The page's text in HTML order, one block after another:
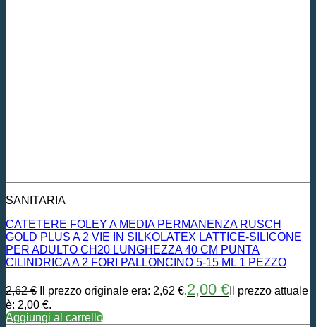
SANITARIA
CATETERE FOLEY A MEDIA PERMANENZA RUSCH
GOLD PLUS A 2 VIE IN SILKOLATEX LATTICE-SILICONE
PER ADULTO CH20 LUNGHEZZA 40 CM PUNTA
CILINDRICA A 2 FORI PALLONCINO 5-15 ML 1 PEZZO
2,62€ Il prezzo originale era: 2,62 €.2,00 € Il prezzo attuale
è: 2,00 €.
Aggiungi al carrello